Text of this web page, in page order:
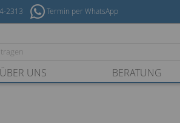
2313 Termin per WhatsApp
ÜBER UNS BERATUNG